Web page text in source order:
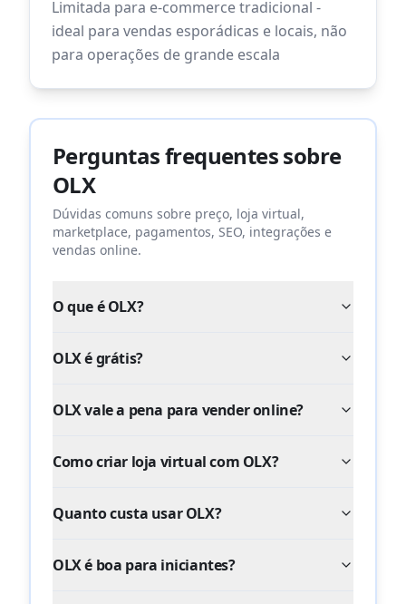
Limitada para e-commerce tradicional -
ideal para vendas esporádicas e locais, não
para operações de grande escala
Perguntas frequentes sobre
OLX
Dúvidas comuns sobre preço, loja virtual,
marketplace, pagamentos, SEO, integrações e
vendas online.
O que é OLX?
OLX é grátis?
OLX vale a pena para vender online?
Como criar loja virtual com OLX?
Quanto custa usar OLX?
OLX é boa para iniciantes?